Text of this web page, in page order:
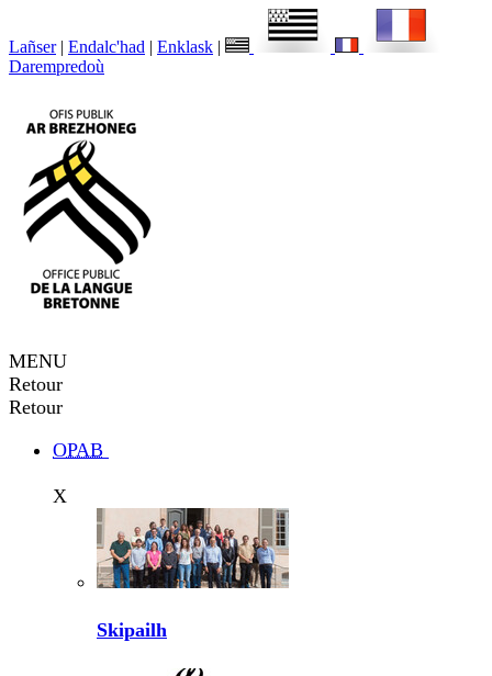
Lañser | Endalc'had | Enklask |
Darempredoù
MENU
Retour
Retour
OPAB
X
Skipailh